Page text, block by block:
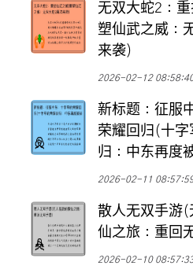
无双大蛇2：
塑仙武之威：
来袭)
2026-02-12
新标题：征服
荣耀回归(十字
归：中东再度
2026-02-11
散人无双手游(
仙之旅：重回
2026-02-10